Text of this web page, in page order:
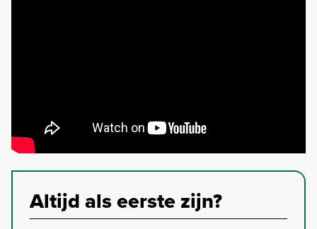
Altijd als eerste zijn?